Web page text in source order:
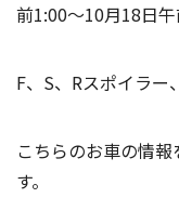
前1:00〜10月18日
F、S、Rスポイラー
こちらのお車の情
す。